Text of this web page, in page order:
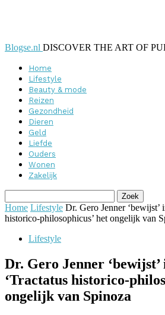
Blogse.nl DISCOVER THE ART OF
Home
Lifestyle
Beauty & mode
Reizen
Gezondheid
Dieren
Geld
Liefde
Ouders
Wonen
Zakelijk
Home Lifestyle Dr. Gero Jenner ‘bewijst’
historico-philosophicus’ het ongelijk van
Lifestyle
Dr. Gero Jenner
‘Tractatus historico-
ongelijk van Spinoza